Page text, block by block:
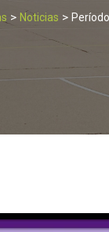
> Noticias >